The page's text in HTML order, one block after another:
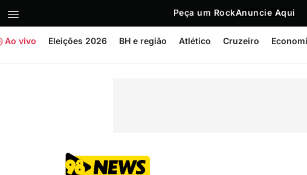
Peça um RockAnuncie Aqui
Ao vivo Eleições 2026 BH e região Atlético Cruzeiro